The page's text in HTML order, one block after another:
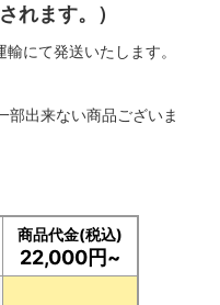
れます。）
にて発送いたします。
部出来ない商品ございま
商品代金(税込)
22,000円~